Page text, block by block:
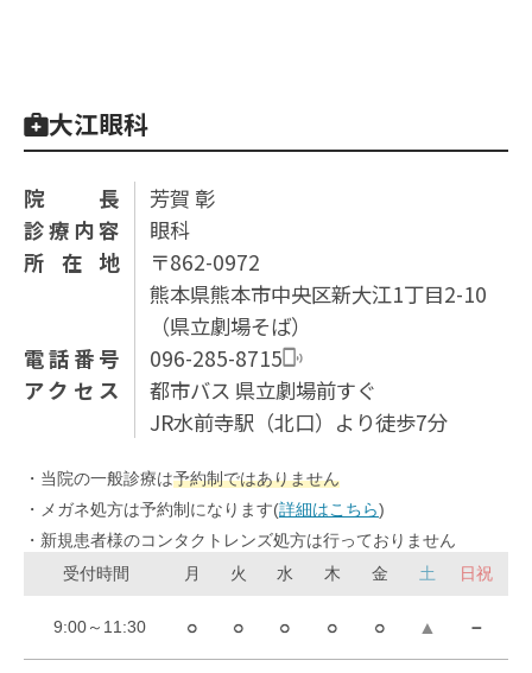
大江眼科
院長
芳賀 彰
診療内容
眼科
所在地
〒862-0972
熊本県熊本市中央区新大江1丁目2-10
（県⽴劇場そば）
電話番号
096-285-8715
アクセス
都市バス 県立劇場前すぐ
JR水前寺駅（北口）より徒歩7分